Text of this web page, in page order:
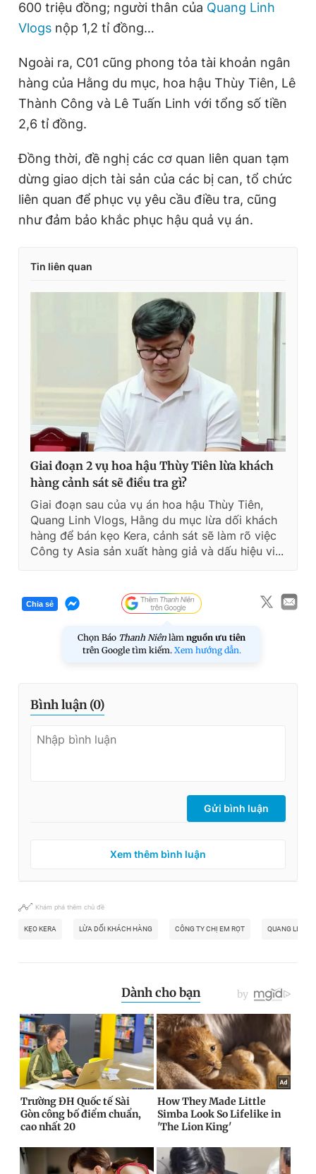
600 triệu đồng; người thân của Quang Linh
Vlogs nộp 1,2 tỉ đồng…
Ngoài ra, C01 cũng phong tỏa tài khoản ngân
hàng của Hằng du mục, hoa hậu Thùy Tiên, Lê
Thành Công và Lê Tuấn Linh với tổng số tiền
2,6 tỉ đồng.
Đồng thời, đề nghị các cơ quan liên quan tạm
dừng giao dịch tài sản của các bị can, tổ chức
liên quan để phục vụ yêu cầu điều tra, cũng
như đảm bảo khắc phục hậu quả vụ án.
Tin liên quan
Giai đoạn 2 vụ hoa hậu Thùy Tiên lừa khách
hàng cảnh sát sẽ điều tra gì?
Giai đoạn sau của vụ án hoa hậu Thùy Tiên,
Quang Linh Vlogs, Hằng du mục lừa dối khách
hàng để bán kẹo Kera, cảnh sát sẽ làm rõ việc
Công ty Asia sản xuất hàng giả và dấu hiệu vi...
Chia sẻ
Chọn Báo Thanh Niên làm nguồn ưu tiên
trên Google tìm kiếm. Xem hướng dẫn.
Bình luận (0)
Gửi bình luận
Xem thêm bình luận
Khám phá thêm chủ đề
KẸO KERA LỪA DỐI KHÁCH HÀNG CÔNG TY CHỊ EM RỌT QUANG LINH